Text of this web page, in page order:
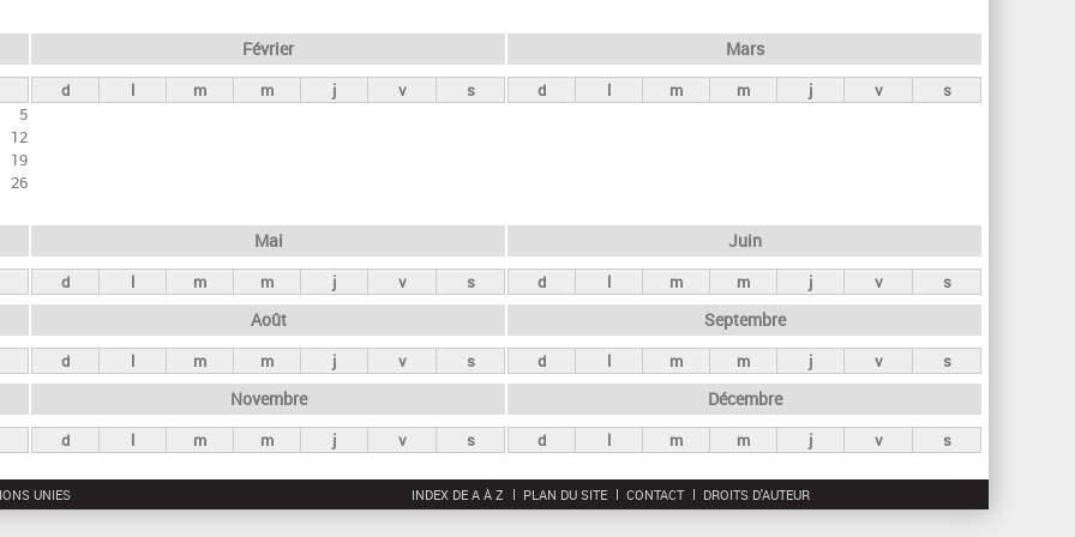
r
c
5
12
19
26
Février
d l m m j v s
Mars
d l m m j v s
Mai
d l m m j v s
Juin
d l m m j v s
Août
d l m m j v s
Septembre
d l m m j v s
Novembre
d l m m j v s
Décembre
d l m m j v s
UNIES INDEX DE A À Z PLAN DU SITE CONTACT DROITS D'AUTEUR